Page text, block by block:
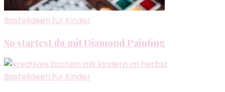
Bastelideen für Kinder
So startest du mit Diamond Painting
Bastelideen für Kinder